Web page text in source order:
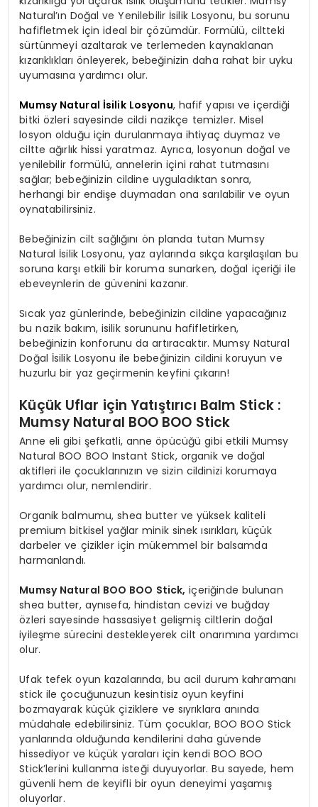
Natural’ın Doğal ve Yenilebilir İsilik Losyonu, bu sorunu
hafifletmek için ideal bir çözümdür. Formülü, ciltteki
sürtünmeyi azaltarak ve terlemeden kaynaklanan
kızarıklıkları önleyerek, bebeğinizin daha rahat bir uyku
uyumasına yardımcı olur.
Mumsy Natural İsilik Losyonu, hafif yapısı ve içerdiği
bitki özleri sayesinde cildi nazikçe temizler. Misel
losyon olduğu için durulanmaya ihtiyaç duymaz ve
ciltte ağırlık hissi yaratmaz. Ayrıca, losyonun doğal ve
yenilebilir formülü, annelerin içini rahat tutmasını
sağlar; bebeğinizin cildine uyguladıktan sonra,
herhangi bir endişe duymadan ona sarılabilir ve oyun
oynatabilirsiniz.
Bebeğinizin cilt sağlığını ön planda tutan Mumsy
Natural İsilik Losyonu, yaz aylarında sıkça karşılaşılan bu
soruna karşı etkili bir koruma sunarken, doğal içeriği ile
ebeveynlerin de güvenini kazanır.
Sıcak yaz günlerinde, bebeğinizin cildine yapacağınız
bu nazik bakım, isilik sorununu hafifletirken,
bebeğinizin konforunu da artıracaktır. Mumsy Natural
Doğal İsilik Losyonu ile bebeğinizin cildini koruyun ve
huzurlu bir yaz geçirmenin keyfini çıkarın!
Küçük Uflar için Yatıştırıcı Balm Stick :
Mumsy Natural BOO BOO Stick
Anne eli gibi şefkatli, anne öpücüğü gibi etkili Mumsy
Natural BOO BOO Instant Stick, organik ve doğal
aktifleri ile çocuklarınızın ve sizin cildinizi korumaya
yardımcı olur, nemlendirir.
Organik balmumu, shea butter ve yüksek kaliteli
premium bitkisel yağlar minik sinek ısırıkları, küçük
darbeler ve çizikler için mükemmel bir balsamda
harmanlandı.
Mumsy Natural BOO BOO Stick, içeriğinde bulunan
shea butter, aynısefa, hindistan cevizi ve buğday
özleri sayesinde hassasiyet gelişmiş ciltlerin doğal
iyileşme sürecini destekleyerek cilt onarımına yardımcı
olur.
Ufak tefek oyun kazalarında, bu acil durum kahramanı
stick ile çocuğunuzun kesintisiz oyun keyfini
bozmayarak küçük çiziklere ve sıyrıklara anında
müdahale edebilirsiniz. Tüm çocuklar, BOO BOO Stick
yanlarında olduğunda kendilerini daha güvende
hissediyor ve küçük yaraları için kendi BOO BOO
Stick’lerini kullanma isteği duyuyorlar. Bu sayede, hem
güvenli hem de keyifli bir oyun deneyimi yaşamış
oluyorlar.